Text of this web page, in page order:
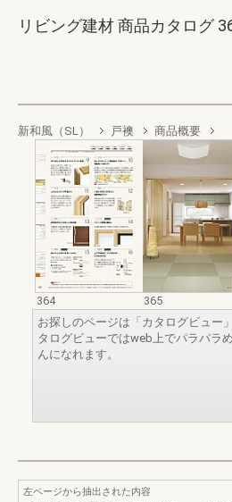
リビング建材 商品カタログ
新和風（SL） 戸襖 商品概要
364
365
お探しのページは「カタログビュー
タログビューではweb上でパラパラ
んになれます。
左ページから抽出された内容